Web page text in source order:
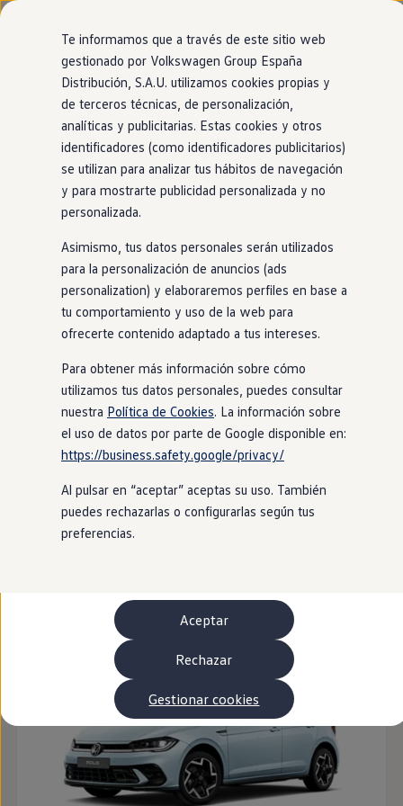
Ir
directamente
al contenido
Ir
directamente
al pie de
página
Nuevo ID. Cross
Vehículos Comerciales
Compra y ofertas
Volkswagen nuevo en stock
Volkswagen de ocasión
Financiación
My Renting
My Way
Seguros
Empresas
Autoescuelas
Eléctricos e híbridos
Más sobre híbridos
Plan Auto +
Etiquetas DGT
Simulador de autonomía, carga y ahorro
Carga y autonomía
Soluciones de carga
Tarifas de carga
Carga en casa
Modos de carga
Autonomía
Clientes y posventa
Club Volkswagen
Ofertas posventa
Beneficios Volkswagen
Asistencia en carretera
Servicios de movilidad
Garantía del fabricante
Buscar servicios para tu modelo
Volkswagen Apps, inicio de sesión y tienda
Conectar el móvil con el vehículo
Actualizaciones del software, los mapas y las
Mantenimiento y reparaciones
Revisiones e ITV
Aceite y líquidos del motor
Baterías
Frenos
Motor y chasis
Aire acondicionado y filtros
Faros y lunas
Carrocería y pintura
Modelos Acabados Motor Exterior Interior Ruedas
Modelos
PRUEBA NUESTRO ASESOR VIRTUAL
Encuentra el Volkswagen perfecto para
SUV Eléctrico Gasolina Híbrido enchufable
Te informamos que a través de este sitio web
gestionado por Volkswagen Group España
Distribución, S.A.U. utilizamos cookies propias y
de terceros técnicas, de personalización,
analíticas y publicitarias. Estas cookies y otros
identificadores (como identificadores publicitarios)
se utilizan para analizar tus hábitos de navegación
y para mostrarte publicidad personalizada y no
personalizada.
Asimismo, tus datos personales serán utilizados
para la personalización de anuncios (ads
personalization) y elaboraremos perfiles en base a
tu comportamiento y uso de la web para
ofrecerte contenido adaptado a tus intereses.
Para obtener más información sobre cómo
utilizamos tus datos personales, puedes consultar
nuestra Política de Cookies. La información sobre
el uso de datos por parte de Google disponible en:
https://business.safety.google/privacy/
Al pulsar en “aceptar” aceptas su uso. También
puedes rechazarlas o configurarlas según tus
preferencias.
Aceptar
Rechazar
Gestionar cookies